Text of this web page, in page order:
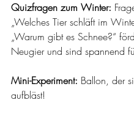
Quizfragen zum Winter:
„Welches Tier schläft im
„Warum gibt es Schnee?“
Neugier und sind spannend
Mini-Experiment: Ballon, der
aufbläst!